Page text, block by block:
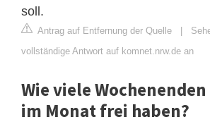
soll.
Antrag auf Entfernung der Quelle |
vollständige Antwort auf komnet.nrw.de an
Wie viele
im Monat frei haben?